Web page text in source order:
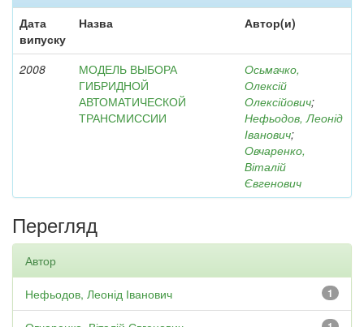
Дата
випуску
Назва Автор(и)
2008
МОДЕЛЬ ВЫБОРА
ГИБРИДНОЙ
АВТОМАТИЧЕСКОЙ
ТРАНСМИССИИ
Осьмачко,
Олексій
Олексійович;
Нефьодов, Леонід
Іванович;
Овчаренко,
Віталій
Євгенович
Перегляд
Автор
1
Нефьодов, Леонід Іванович